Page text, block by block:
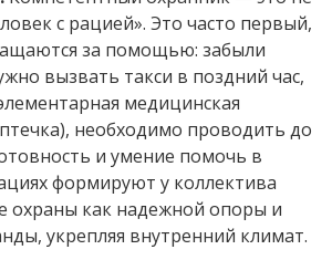
с рацией». Это часто первый,
за помощью: забыли
вызвать такси в поздний час,
медицинская
необходимо проводить до
и умение помочь в
формируют у коллектива
охраны как надежной опоры и
укрепляя внутренний климат.